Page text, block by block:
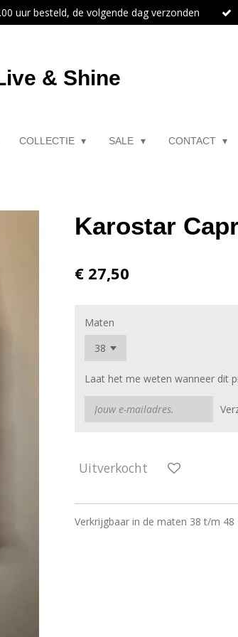
uur besteld, de volgende dag verzonden
& Shine
COLLECTIE SALE CONTACT
Karostar
€ 27,50
Maten
Laat het me weten wanneer dit
Uitverkocht
Verkrijgbaar in de maten 38 t/m 48